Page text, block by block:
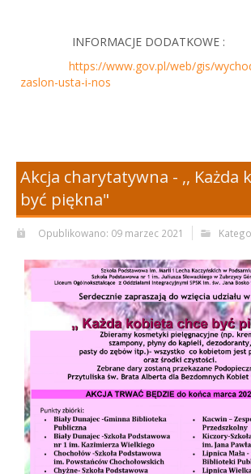
INFORMACJE DODATKOWE :
https://www.gov.pl/web/gis/
zaslon-usta-i-nos
Akcja charytatywna - ,, Każda
być piękna"
Opublikowano: 09 marzec 2021